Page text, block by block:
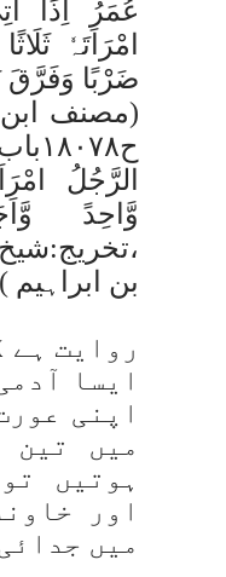
عُمَرُ اِذَا
امْرَاَتَہٗ
ضَرْبًا وَفَرَّقَ
ح۱۸۰۷۸باب
الرَّجُلُ
وَّاحِدً
بن ابراہیم )
روایت ہے
ایسا
اپنی
میں تین
ہوتیں
اور
میں